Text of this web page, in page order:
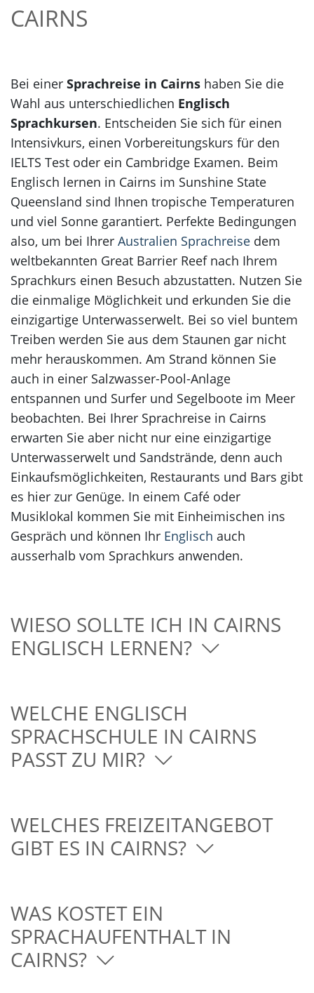
CAIRNS
Bei einer Sprachreise in Cairns haben Sie die
Wahl aus unterschiedlichen Englisch
Sprachkursen. Entscheiden Sie sich für einen
Intensivkurs, einen Vorbereitungskurs für den
IELTS Test oder ein Cambridge Examen. Beim
Englisch lernen in Cairns im Sunshine State
Queensland sind Ihnen tropische Temperaturen
und viel Sonne garantiert. Perfekte Bedingungen
also, um bei Ihrer Australien Sprachreise dem
weltbekannten Great Barrier Reef nach Ihrem
Sprachkurs einen Besuch abzustatten. Nutzen Sie
die einmalige Möglichkeit und erkunden Sie die
einzigartige Unterwasserwelt. Bei so viel buntem
Treiben werden Sie aus dem Staunen gar nicht
mehr herauskommen. Am Strand können Sie
auch in einer Salzwasser-Pool-Anlage
entspannen und Surfer und Segelboote im Meer
beobachten. Bei Ihrer Sprachreise in Cairns
erwarten Sie aber nicht nur eine einzigartige
Unterwasserwelt und Sandstrände, denn auch
Einkaufsmöglichkeiten, Restaurants und Bars gibt
es hier zur Genüge. In einem Café oder
Musiklokal kommen Sie mit Einheimischen ins
Gespräch und können Ihr Englisch auch
ausserhalb vom Sprachkurs anwenden.
WIESO SOLLTE ICH IN CAIRNS
ENGLISCH LERNEN?
WELCHE ENGLISCH
SPRACHSCHULE IN CAIRNS
PASST ZU MIR?
WELCHES FREIZEITANGEBOT
GIBT ES IN CAIRNS?
WAS KOSTET EIN
SPRACHAUFENTHALT IN
CAIRNS?